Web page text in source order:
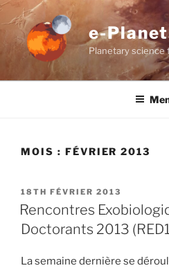
Aller
au
contenu
principal
e-
Planetary science
MOIS : FÉVRIER 2013
PUBLIÉ
LE
18TH FÉVRIER 2013
Rencontres
Doctorants 2013
La semaine dernière se